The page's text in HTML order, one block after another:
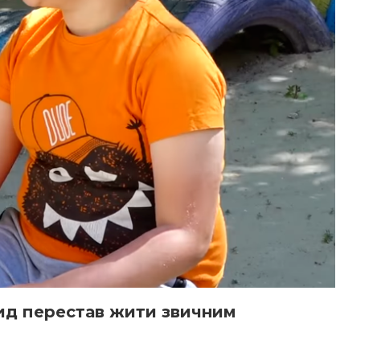
перестав жити звичним